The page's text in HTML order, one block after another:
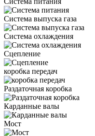
Система выпуска газа
Система охлаждения
Сцепление
коробка передач
Раздаточная коробка
Карданные валы
Мост